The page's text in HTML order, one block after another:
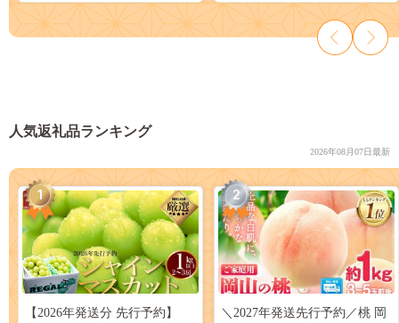
人気返礼品ランキング
2026年08月07日最新
1
【2026年発送分 先行予約】
2
＼2027年発送先行予約／桃 岡